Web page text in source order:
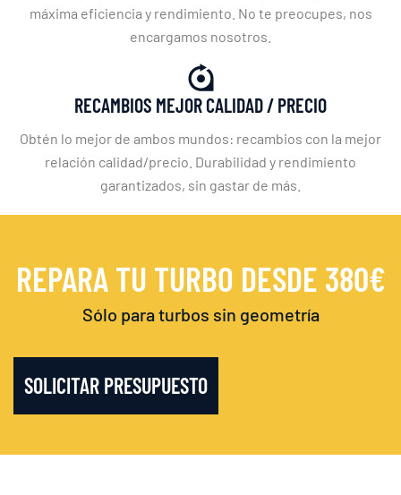
máxima eficiencia y rendimiento. No te preocupes, nos
encargamos nosotros.
RECAMBIOS MEJOR CALIDAD / PRECIO
Obtén lo mejor de ambos mundos: recambios con la mejor
relación calidad/precio. Durabilidad y rendimiento
garantizados, sin gastar de más.
REPARA TU TURBO DESDE 380€
Sólo para turbos sin geometría
SOLICITAR PRESUPUESTO